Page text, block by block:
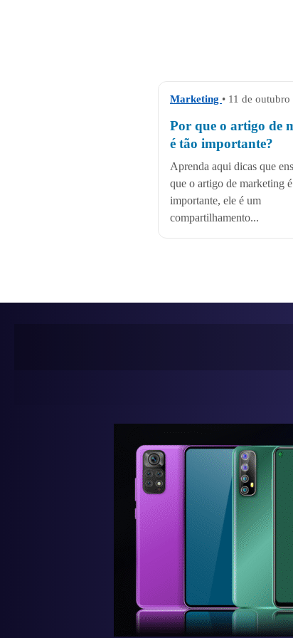
Marketing • 11 de outubro
Por que o artigo de
é tão importante?
Aprenda aqui dicas que
que o artigo de marketing
importante, ele é um
compartilhamento...